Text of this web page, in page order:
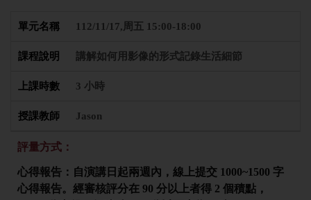
112/11/17,周五 15:00-18:00
講解如何用影像的形式記錄生活細節
3 小時
Jason
評量方式：
心得報告：自演講日起兩週內，線上提交 1000~1500 字
心得報告。經審核評分在 90 分以上者得 2 個積點，